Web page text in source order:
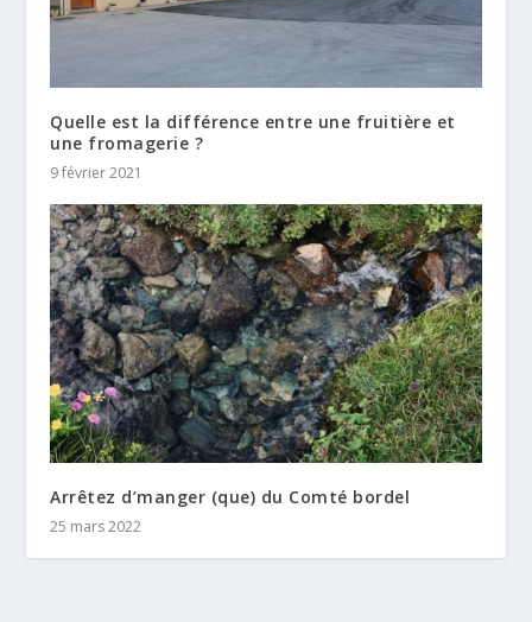
Quelle est la différence entre une fruitière et
une fromagerie ?
9 février 2021
Arrêtez d’manger (que) du Comté bordel
25 mars 2022